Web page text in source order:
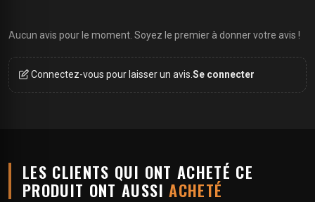
Aucun avis pour le moment. Soyez le premier à donner votre avis !
Connectez-vous pour laisser un avis. Se connecter
LES CLIENTS QUI ONT ACHETÉ CE
PRODUIT ONT AUSSIACHETÉ